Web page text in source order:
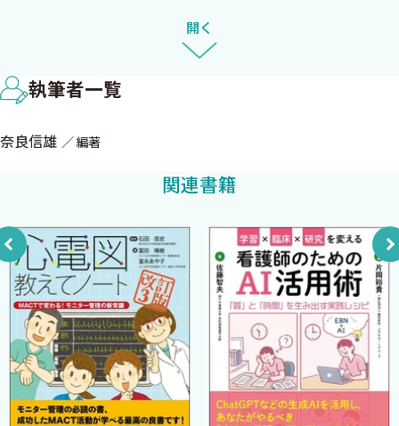
ができ，共通した目標に向かうことができるだろう．
こうした背景から，本書ではナースの皆さんに，臨床検査はどう
いった意義があり，内容はどういうものか，そして検査結果の解釈
は日々増えており，すべての臨床検査にあまねく精通しておくこと
検査を理解しておくだけで，科学に基づき，なおかつチーム医療
本書では，臨床検査の中でも特に重要性の高いものを優先して
紹介することにした．それぞれの分野の専門家にわかりやすく記
述していただいた．日常の看護業務の中で，ぜひ役に立てていた
だきたいと思う．また，ナースをめざして日夜勉学に励まれる看護
学生の皆さんも，本書を通して臨床検査を学んでいただきたいと思
う．
本書の企画・編集には，中外医学社企画部の小川孝志氏のご協
力を仰いだ．ここに深謝したい．
1．一般検査 ＜奈良信雄＞
A．尿検査
2．尿pH
6．尿潜血
7．ケトン体
8．尿沈渣
B．便検査
1．便潜血
2．寄生虫
C．髄液検査
D．穿刺液検査（胸水，腹水，心嚢水）
開く
執筆者一覧
奈良信雄 編著
関連書籍